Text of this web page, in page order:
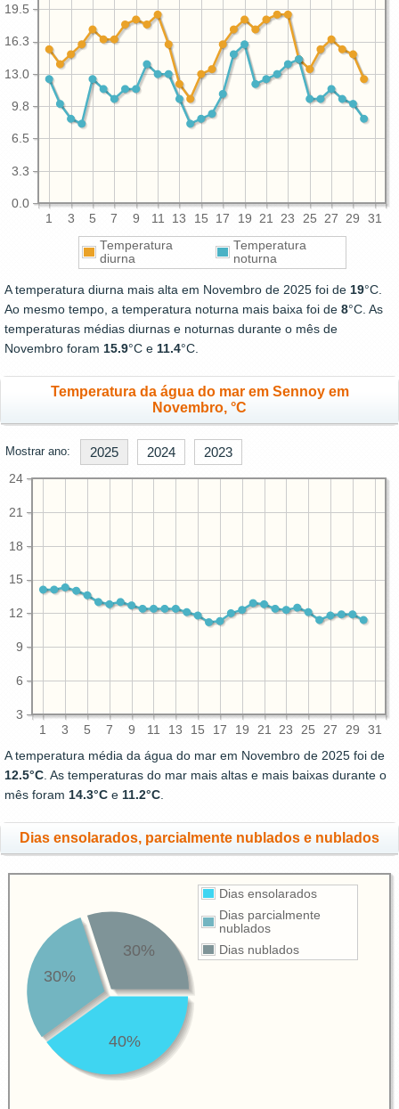
1 3 5 7 9 11 13 15 17 19 21 23 25 27 29 31
0.0
3.3
6.5
9.8
13.0
16.3
19.5
Temperatura
diurna
Temperatura
noturna
A temperatura diurna mais alta em Novembro de 2025 foi de 19°C.
Ao mesmo tempo, a temperatura noturna mais baixa foi de 8°C. As
temperaturas médias diurnas e noturnas durante o mês de
Novembro foram 15.9°C e 11.4°C.
Temperatura da água do mar em Sennoy em
Novembro, °C
Mostrar ano: 2025 2024 2023
1 3 5 7 9 11 13 15 17 19 21 23 25 27 29 31
3
6
9
12
15
18
21
24
A temperatura média da água do mar em Novembro de 2025 foi de
12.5°C. As temperaturas do mar mais altas e mais baixas durante o
mês foram 14.3°C e 11.2°C.
Dias ensolarados, parcialmente nublados e nublados
Dias ensolarados
Dias parcialmente
nublados
Dias nublados
40%
30%
30%